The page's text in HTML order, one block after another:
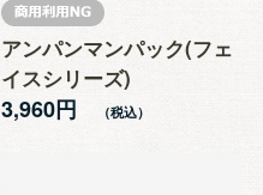
アンパンマンパック(フェ
イスシリーズ)
3,960円